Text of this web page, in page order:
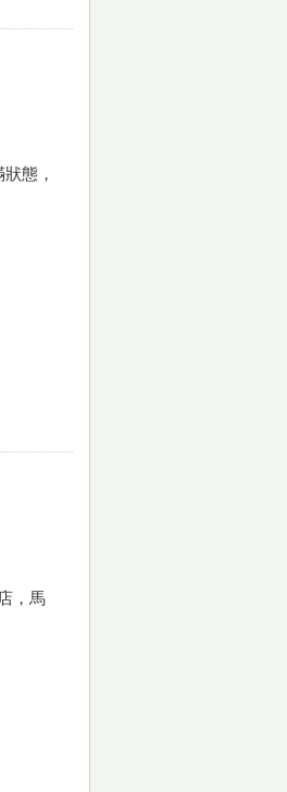
態，
，馬